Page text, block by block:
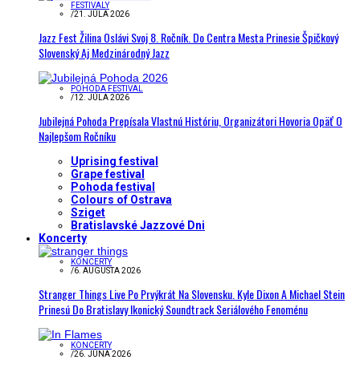
FESTIVALY
/21. JÚLA 2026
Jazz Fest Žilina Oslávi Svoj 8. Ročník. Do Centra Mesta Prinesie Špičkový
Slovenský Aj Medzinárodný Jazz
POHODA FESTIVAL
/12. JÚLA 2026
Jubilejná Pohoda Prepísala Vlastnú Históriu, Organizátori Hovoria Opäť O
Najlepšom Ročníku
Uprising festival
Grape festival
Pohoda festival
Colours of Ostrava
Sziget
Bratislavské Jazzové Dni
Koncerty
KONCERTY
/6. AUGUSTA 2026
Stranger Things Live Po Prvýkrát Na Slovensku. Kyle Dixon A Michael Stein
Prinesú Do Bratislavy Ikonický Soundtrack Seriálového Fenoménu
KONCERTY
/26. JÚNA 2026